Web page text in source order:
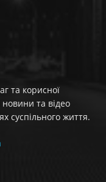
та корисної
та відео
суспільного життя.